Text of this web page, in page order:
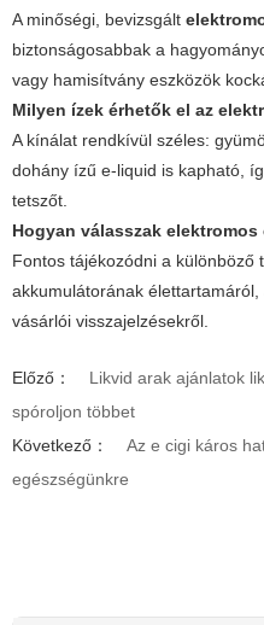
A minőségi, bevizsgált
biztonságosabbak a
vagy hamisítvány eszközök
Milyen ízek érhetők el az
A kínálat rendkívül széles:
dohány ízű e-liquid is kapható,
tetszőt.
Hogyan válasszak
Fontos tájékozódni a különböző
akkumulátorának
vásárlói visszajelzésekről.
Előző：
Likvid arak ajánlatok
spóroljon többet
Következő：
Az e cigi káros
egészségünkre